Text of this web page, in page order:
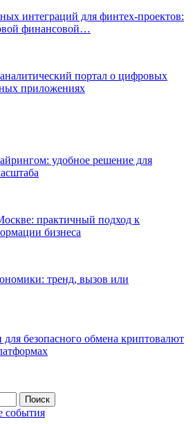
интеграций для финтех-проектов:
финансовой…
портал о цифровых
приложениях
удобное решение для
практичный подход к
бизнеса
тренд, вызов или
безопасного обмена криптовалют